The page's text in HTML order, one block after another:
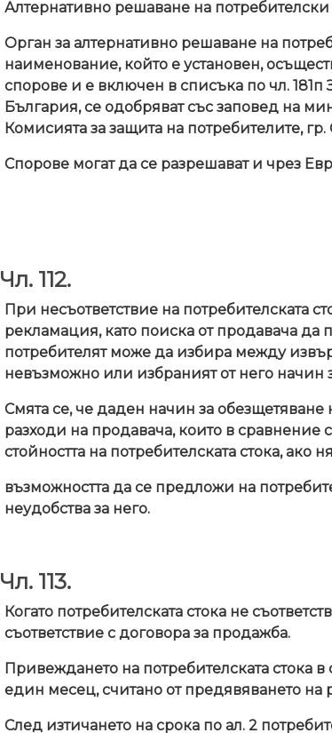
Алтернативно решаване на
Орган за алтернативно решаване на
наименование, който е установен,
спорове и е включен в списъка по чл.
България, се одобряват със заповед на
Комисията за защита на потребителите,
Спорове могат да се разрешават и чрез
Чл. 112.
При несъответствие на потребителската
рекламация, като поиска от продавача да
потребителят може да избира между
невъзможно или избраният от него
Смята се, че даден начин за
разходи на продавача, които в сравнение
стойността на потребителската стока, ако
възможността да се предложи на
неудобства за него.
Чл. 113.
Когато потребителската стока не
съответствие с договора за продажба.
Привеждането на потребителската стока
един месец, считано от предявяването на
След изтичането на срока по ал. 2